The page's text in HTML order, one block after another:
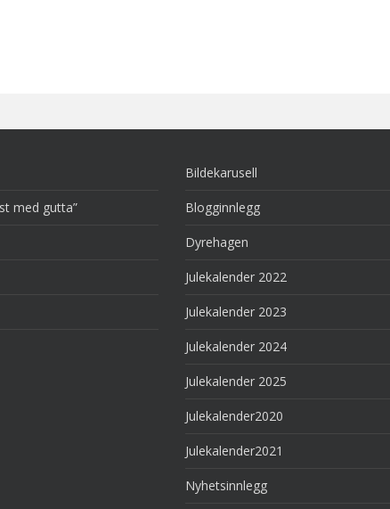
med gutta”
Bildekarusell
Blogginnlegg
Dyrehagen
Julekalender 2022
Julekalender 2023
Julekalender 2024
Julekalender 2025
Julekalender2020
Julekalender2021
Nyhetsinnlegg